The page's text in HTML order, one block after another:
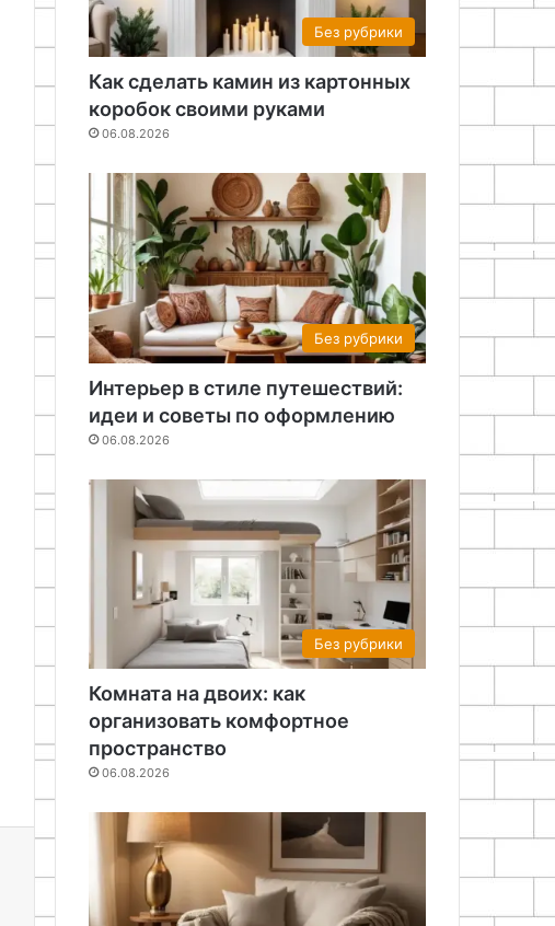
Без рубрики
Как сделать камин из картонных
коробок своими руками
06.08.2026
Без рубрики
Интерьер в стиле путешествий:
идеи и советы по оформлению
06.08.2026
Без рубрики
Комната на двоих: как
организовать комфортное
пространство
06.08.2026